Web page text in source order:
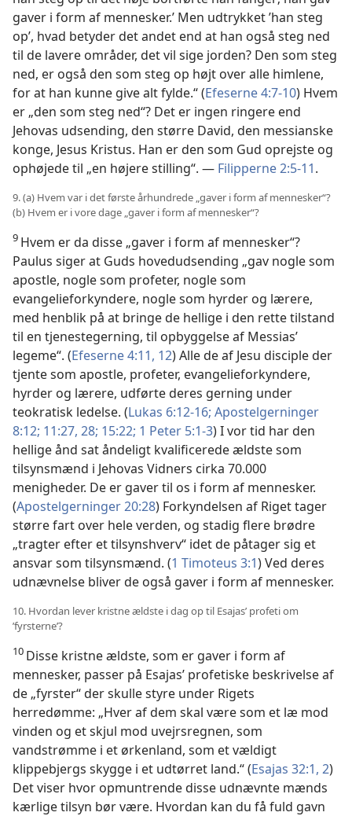
gaver i form af mennesker.’ Men udtrykket ’han steg
op’, hvad betyder det andet end at han også steg ned
til de lavere områder, det vil sige jorden? Den som steg
ned, er også den som steg op højt over alle himlene,
for at han kunne give alt fylde.“ (Efeserne 4:7-10) Hvem
er „den som steg ned“? Det er ingen ringere end
Jehovas udsending, den større David, den messianske
konge, Jesus Kristus. Han er den som Gud oprejste og
ophøjede til „en højere stilling“. — Filipperne 2:5-11.
9. (a) Hvem var i det første århundrede „gaver i form af mennesker“?
(b) Hvem er i vore dage „gaver i form af mennesker“?
9 Hvem er da disse „gaver i form af mennesker“?
Paulus siger at Guds hovedudsending „gav nogle som
apostle, nogle som profeter, nogle som
evangelieforkyndere, nogle som hyrder og lærere,
med henblik på at bringe de hellige i den rette tilstand
til en tjenestegerning, til opbyggelse af Messias’
legeme“. (Efeserne 4:11, 12) Alle de af Jesu disciple der
tjente som apostle, profeter, evangelieforkyndere,
hyrder og lærere, udførte deres gerning under
teokratisk ledelse. (Lukas 6:12-16; Apostelgerninger
8:12; 11:27, 28; 15:22; 1 Peter 5:1-3) I vor tid har den
hellige ånd sat åndeligt kvalificerede ældste som
tilsynsmænd i Jehovas Vidners cirka 70.000
menigheder. De er gaver til os i form af mennesker.
(Apostelgerninger 20:28) Forkyndelsen af Riget tager
større fart over hele verden, og stadig flere brødre
„tragter efter et tilsynshverv“ idet de påtager sig et
ansvar som tilsynsmænd. (1 Timoteus 3:1) Ved deres
udnævnelse bliver de også gaver i form af mennesker.
10. Hvordan lever kristne ældste i dag op til Esajas’ profeti om
’fyrsterne’?
10 Disse kristne ældste, som er gaver i form af
mennesker, passer på Esajas’ profetiske beskrivelse af
de „fyrster“ der skulle styre under Rigets
herredømme: „Hver af dem skal være som et læ mod
vinden og et skjul mod uvejrsregnen, som
vandstrømme i et ørkenland, som et vældigt
klippebjergs skygge i et udtørret land.“ (Esajas 32:1, 2)
Det viser hvor opmuntrende disse udnævnte mænds
kærlige tilsyn bør være. Hvordan kan du få fuld gavn